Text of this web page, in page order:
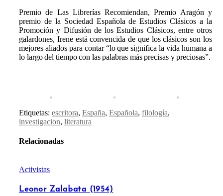
Premio de Las Librerías Recomiendan, Premio Aragón y
premio de la Sociedad Española de Estudios Clásicos a la
Promoción y Difusión de los Estudios Clásicos, entre otros
galardones, Irene está convencida de que los clásicos son los
mejores aliados para contar “lo que significa la vida humana a
lo largo del tiempo con las palabras más precisas y preciosas”.
Etiquetas: escritora, España, Española, filología,
investigacion, literatura
Relacionadas
Activistas
Leonor Zalabata (1954)